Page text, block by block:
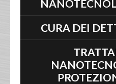
CURA DEI